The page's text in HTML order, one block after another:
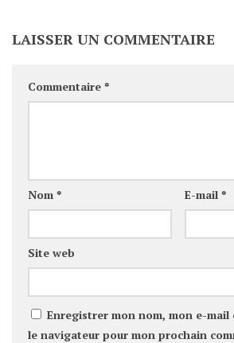
LAISSER UN COMMENTAIRE
Commentaire *
Nom * E-mail *
Site web
Enregistrer mon nom, mon e-mail
le navigateur pour mon prochain